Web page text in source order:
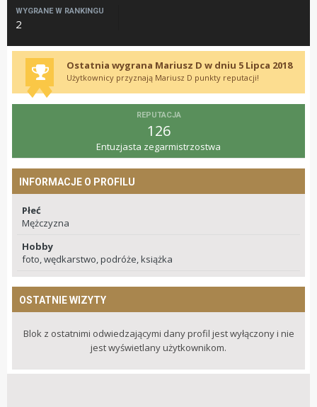
WYGRANE W RANKINGU
2
Ostatnia wygrana Mariusz D w dniu 5 Lipca 2018
Użytkownicy przyznają Mariusz D punkty reputacji!
REPUTACJA
126
Entuzjasta zegarmistrzostwa
INFORMACJE O PROFILU
Płeć
Mężczyzna
Hobby
foto, wędkarstwo, podróże, książka
OSTATNIE WIZYTY
Blok z ostatnimi odwiedzającymi dany profil jest wyłączony i nie
jest wyświetlany użytkownikom.